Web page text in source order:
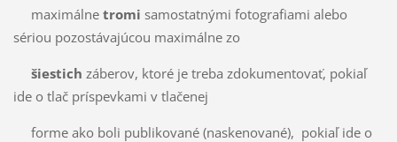
maximálne tromi samostatnými fotografiami alebo
sériou pozostávajúcou maximálne zo
šiestich záberov, ktoré je treba zdokumentovať, pokiaľ
ide o tlač príspevkami v tlačenej
forme ako boli publikované (naskenované), pokiaľ ide o